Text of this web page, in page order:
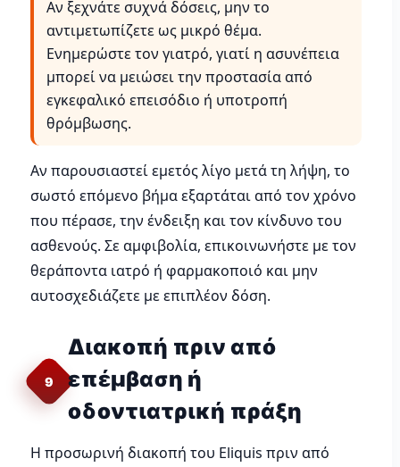
Αν ξεχνάτε συχνά δόσεις, μην το
αντιμετωπίζετε ως μικρό θέμα.
Ενημερώστε τον γιατρό, γιατί η ασυνέπεια
μπορεί να μειώσει την προστασία από
εγκεφαλικό επεισόδιο ή υποτροπή
θρόμβωσης.
Αν παρουσιαστεί εμετός λίγο μετά τη λήψη, το
σωστό επόμενο βήμα εξαρτάται από τον χρόνο
που πέρασε, την ένδειξη και τον κίνδυνο του
ασθενούς. Σε αμφιβολία, επικοινωνήστε με τον
θεράποντα ιατρό ή φαρμακοποιό και μην
αυτοσχεδιάζετε με επιπλέον δόση.
9
Διακοπή πριν από
επέμβαση ή
οδοντιατρική πράξη
Η προσωρινή διακοπή του Eliquis πριν από